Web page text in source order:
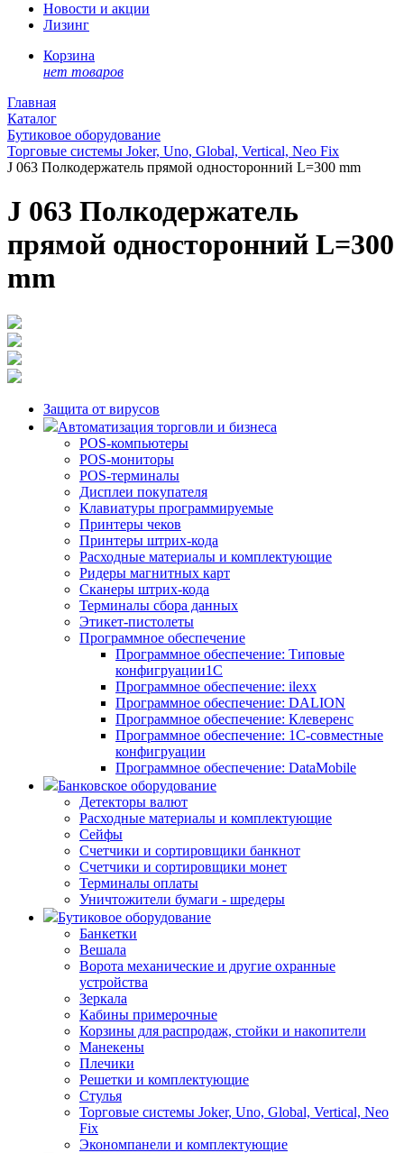
Новости и акции
Лизинг
Корзина
нет товаров
Главная
Каталог
Бутиковое оборудование
Торговые системы Joker, Uno, Global, Vertical, Neo Fix
J 063 Полкодержатель прямой односторонний L=300 mm
J 063 Полкодержатель
прямой односторонний L=300
mm
Защита от вирусов
Автоматизация торговли и бизнеса
POS-компьютеры
POS-мониторы
POS-терминалы
Дисплеи покупателя
Клавиатуры программируемые
Принтеры чеков
Принтеры штрих-кода
Расходные материалы и комплектующие
Ридеры магнитных карт
Сканеры штрих-кода
Терминалы сбора данных
Этикет-пистолеты
Программное обеспечение
Программное обеспечение: Типовые
конфигруации1С
Программное обеспечение: ilexx
Программное обеспечение: DALION
Программное обеспечение: Клеверенс
Программное обеспечение: 1С-совместные
конфигруации
Программное обеспечение: DataMobile
Банковское оборудование
Детекторы валют
Расходные материалы и комплектующие
Сейфы
Счетчики и сортировщики банкнот
Счетчики и сортировщики монет
Терминалы оплаты
Уничтожители бумаги - шредеры
Бутиковое оборудование
Банкетки
Вешала
Ворота механические и другие охранные
устройства
Зеркала
Кабины примерочные
Корзины для распродаж, стойки и накопители
Манекены
Плечики
Решетки и комплектующие
Стулья
Торговые системы Joker, Uno, Global, Vertical, Neo
Fix
Экономпанели и комплектующие